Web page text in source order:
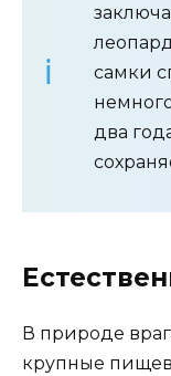
самки
два
В природе
крупные